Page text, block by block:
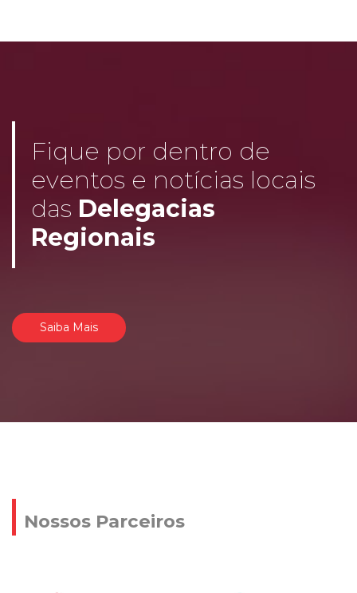
Fique por dentro de
eventos e notícias locais
das Delegacias
Regionais
Saiba Mais
Nossos Parceiros